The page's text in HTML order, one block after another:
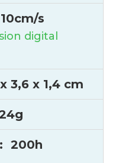
10cm/s
digital
3,6 x 1,4 cm
: 200h